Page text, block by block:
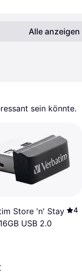
sein könnte.
Store 'n' Stay
USB 2.0
4